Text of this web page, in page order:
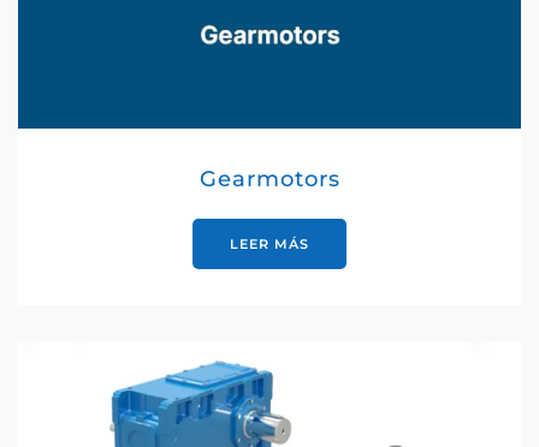
Gearmotors
LEER MÁS